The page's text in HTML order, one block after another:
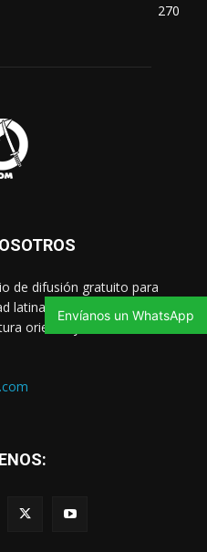
270
de difusión gratuito para
latina las noticias de artes
oriental y contenido valioso
Envíanos un WhatsApp